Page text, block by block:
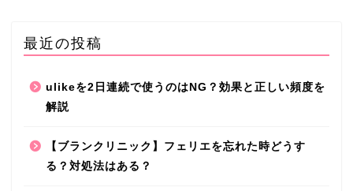
最近の投稿
ulikeを2日連続で使うのはNG？効果と正しい頻度を
解説
【ブランクリニック】フェリエを忘れた時どうす
る？対処法はある？